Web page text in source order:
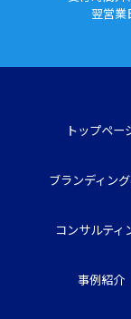
翌営業
トップペー
ブランディン
コンサルティ
事例紹介